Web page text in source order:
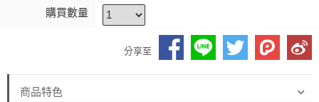
購買數量
分享至
商品特色